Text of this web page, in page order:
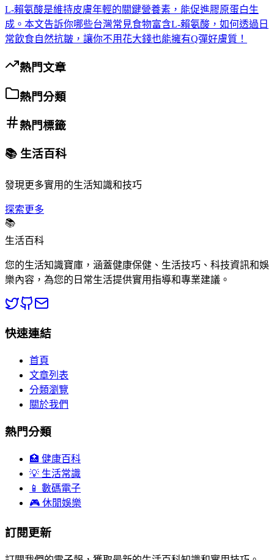
L-賴氨酸是維持皮膚年輕的關鍵營養素，能促進膠原蛋白生
成。本文告訴你哪些台灣常見食物富含L-賴氨酸，如何透過日
常飲食自然抗皺，讓你不用花大錢也能擁有Q彈好膚質！
熱門文章
熱門分類
熱門標籤
📚 生活百科
發現更多實用的生活知識和技巧
探索更多
📚
生活百科
您的生活知識寶庫，涵蓋健康保健、生活技巧、科技資訊和娛
樂內容，為您的日常生活提供實用指導和專業建議。
快速連結
首頁
文章列表
分類瀏覽
關於我們
熱門分類
🏥 健康百科
💡 生活常識
📱 數碼電子
🎮 休閒娛樂
訂閱更新